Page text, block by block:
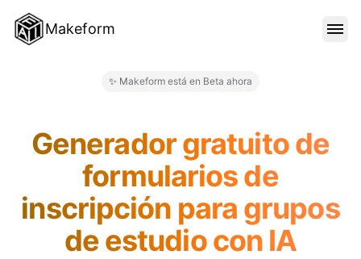
Makeform
PRECIOS
✨ Makeform está en Beta ahora
Generador gratuito de
formularios de
inscripción para grupos
de estudio con IA